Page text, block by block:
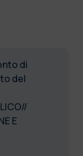
di
del
E